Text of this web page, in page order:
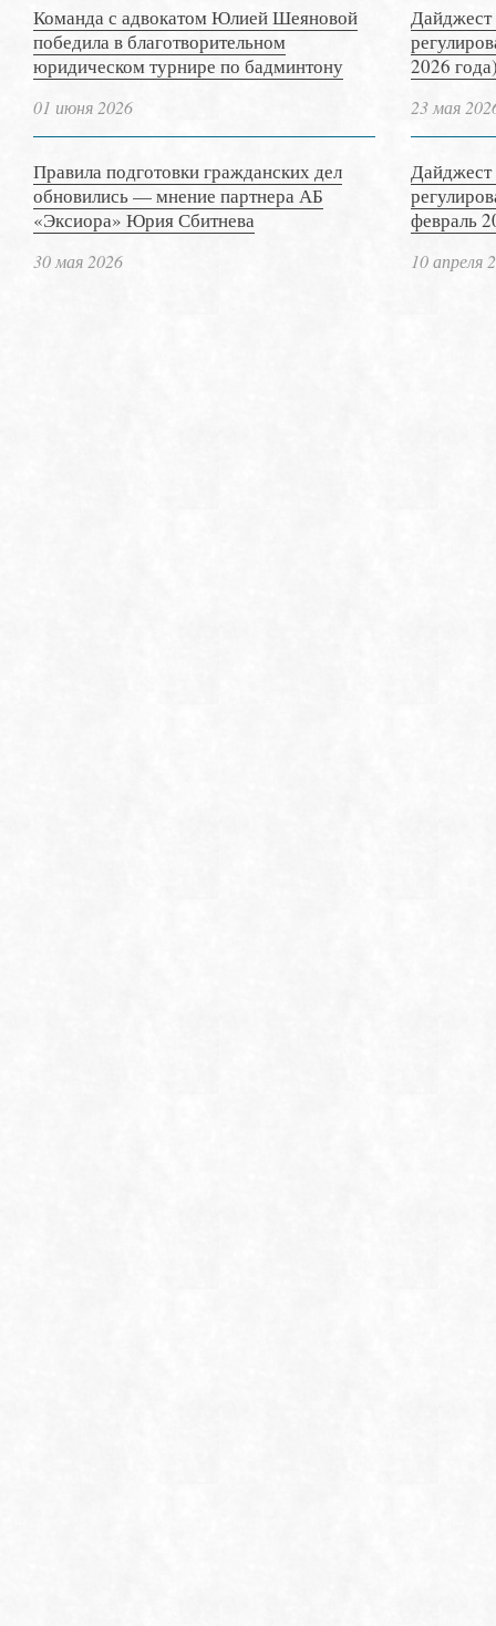
Команда с адвокатом Юлией Шеяновой
победила в благотворительном
юридическом турнире по бадминтону
01 июня 2026
Правила подготовки гражданских дел
обновились — мнение партнера АБ
«Эксиора» Юрия Сбитнева
30 мая 2026
Дайджест
2026
23 мая
Дайджест
февраль
10 апреля